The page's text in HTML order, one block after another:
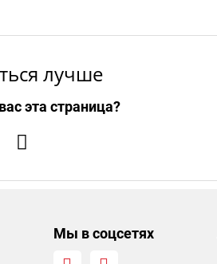
лучше
эта страница?
Мы в соцсетях